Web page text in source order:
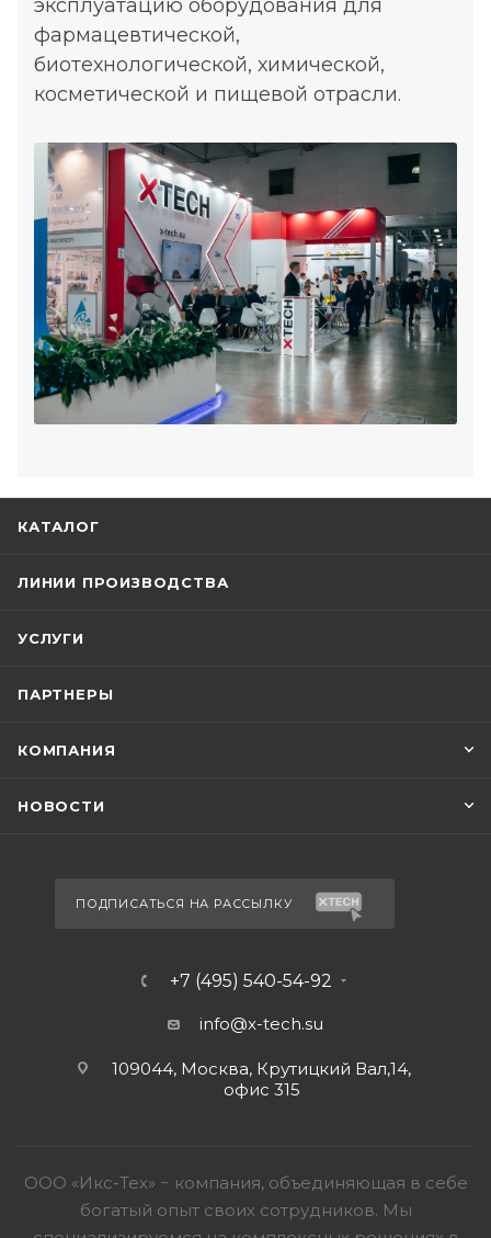
эксплуатацию оборудования для
фармацевтической,
биотехнологической, химической,
косметической и пищевой отрасли.
КАТАЛОГ
ЛИНИИ ПРОИЗВОДСТВА
УСЛУГИ
ПАРТНЕРЫ
КОМПАНИЯ
НОВОСТИ
ПОДПИСАТЬСЯ НА РАССЫЛКУ
+7 (495) 540-54-92
info@x-tech.su
109044, Москва, Крутицкий Вал,14,
офис 315
ООО «Икс-Тех» − компания, объединяющая в себе
богатый опыт своих сотрудников. Мы